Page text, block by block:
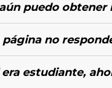
puedo
no
estudiante,